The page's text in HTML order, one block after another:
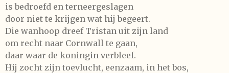
is bedroefd en terneergeslagen
door niet te krijgen wat hij begeert.
Die wanhoop dreef Tristan uit zijn land
om recht naar Cornwall te gaan,
daar waar de koningin verbleef.
Hij zocht zijn toevlucht, eenzaam, in het bos,